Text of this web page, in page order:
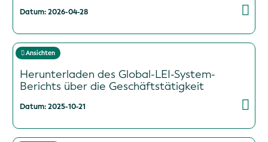
Datum: 2026-04-28
Ansichten
Herunterladen des Global-LEI-System-
Berichts über die Geschäftstätigkeit
Datum: 2025-10-21